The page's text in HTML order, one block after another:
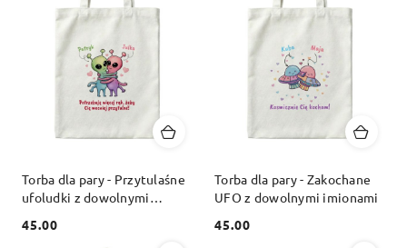
Torba dla pary - Przytulaśne
ufoludki z dowolnymi
Cena:
45.00
Torba dla pary - Zakochane
UFO z dowolnymi imionami
Cena:
45.00